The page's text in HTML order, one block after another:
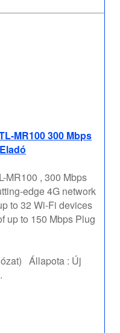
MR100 300 Mbps
MR100 , 300 Mbps
edge 4G network
to 32 Wi-Fi devices
up to 150 Mbps Plug
Állapota : Új